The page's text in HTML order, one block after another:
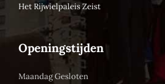
Het Rijwielpaleis Zeist
Openingstijden
Maandag Gesloten